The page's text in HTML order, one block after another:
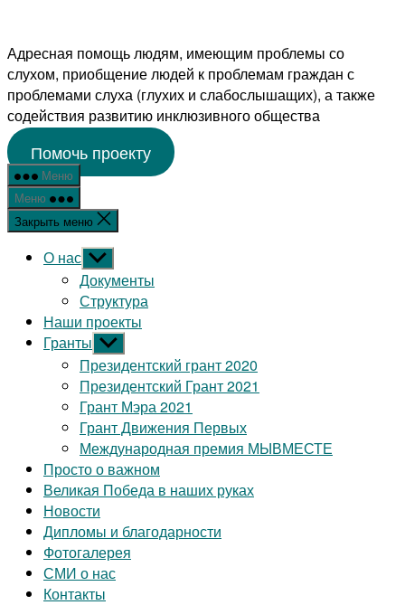
содержимому
Адресная помощь людям, имеющим проблемы со
слухом, приобщение людей к проблемам граждан с
проблемами слуха (глухих и слабослышащих), а также
содействия развитию инклюзивного общества
Помочь проекту
Меню
Меню
Закрыть меню
О нас Показывать
подменю
Документы
Структура
Наши проекты
Гранты Показывать
подменю
Президентский грант 2020
Президентский Грант 2021
Грант Мэра 2021
Грант Движения Первых
Международная премия МЫВМЕСТЕ
Просто о важном
Великая Победа в наших руках
Новости
Дипломы и благодарности
Фотогалерея
СМИ о нас
Контакты